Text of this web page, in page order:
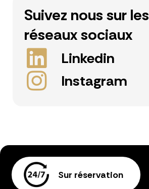
Suivez nous sur les
réseaux sociaux
Linkedin
Instagram
Sur réservation